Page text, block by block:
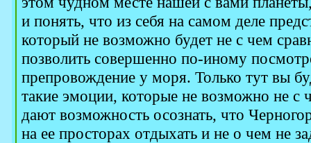
и понять, что из себя на самом деле
который не возможно будет не с чем
позволить совершенно по-иному
препровождение у моря. Только тут вы
такие эмоции, которые не возможно не с
дают возможность осознать, что
на ее просторах отдыхать и не о чем не